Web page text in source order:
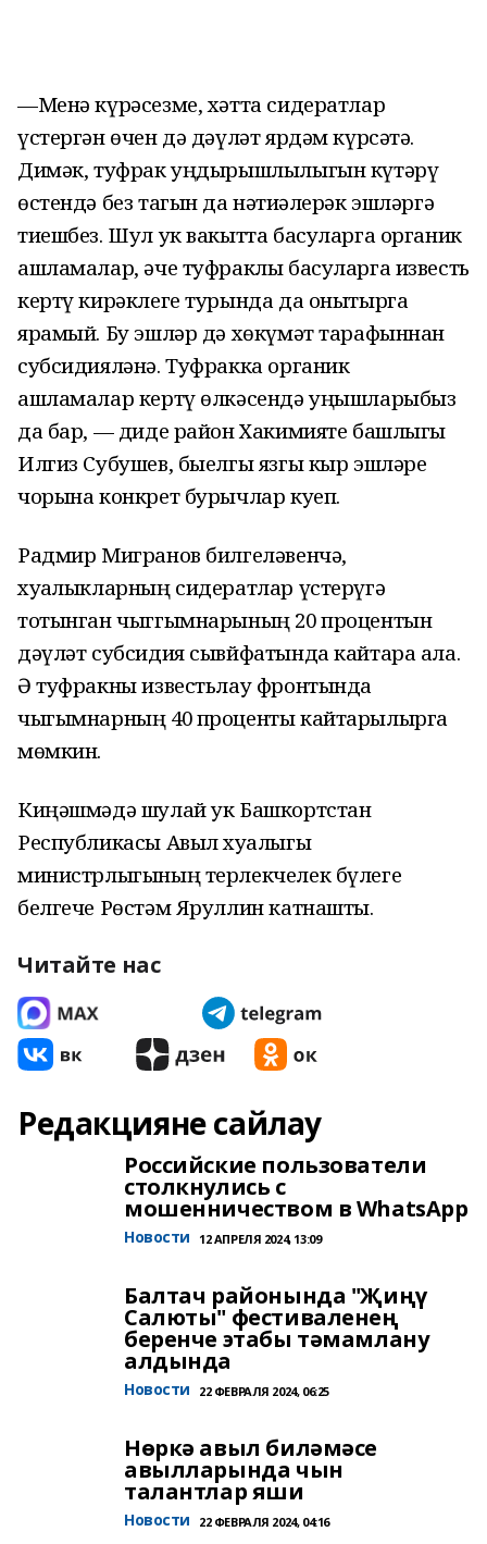
—Менә күрәсезме, хәтта сидератлар
үстергән өчен дә дәүләт ярдәм күрсәтә.
Димәк, туфрак уңдырышлылыгын күтәрү
өстендә без тагын да нәтиҗәлерәк эшләргә
тиешбез. Шул ук вакытта басуларга органик
ашламалар, әче туфраклы басуларга известь
кертү кирәклеге турында да онытырга
ярамый. Бу эшләр дә хөкүмәт тарафыннан
субсидияләнә. Туфракка органик
ашламалар кертү өлкәсендә уңышларыбыз
да бар, — диде район Хакимияте башлыгы
Илгиз Субушев, быелгы язгы кыр эшләре
чорына конкрет бурычлар куеп.
Радмир Мигранов билгеләвенчә,
хуҗалыкларның сидератлар үстерүгә
тотынган чыггымнарының 20 процентын
дәүләт субсидия сывйфатында кайтара ала.
Ә туфракны известьлау фронтында
чыгымнарның 40 проценты кайтарылырга
мөмкин.
Киңәшмәдә шулай ук Башкортстан
Республикасы Авыл хуҗалыгы
министрлыгының терлекчелек бүлеге
белгече Рөстәм Яруллин катнашты.
Читайте нас
Редакцияне сайлау
Российские пользователи
столкнулись с
мошенничеством в WhatsApp
Новости 12 АПРЕЛЯ 2024, 13:09
Балтач районында "Җиңү
Салюты" фестиваленең
беренче этабы тәмамлану
алдында
Новости 22 ФЕВРАЛЯ 2024, 06:25
Нөркә авыл биләмәсе
авылларында чын
талантлар яши
Новости 22 ФЕВРАЛЯ 2024, 04:16